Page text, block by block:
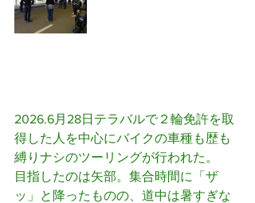
2026.6月28日テラバルで２輪免許を取
得した人を中心にバイクの車種も歴も
縛りナシのツーリングが行われた。
目指したのは矢部。集合時間に「ザ
ッ」と降ったものの、道中は暑すぎな